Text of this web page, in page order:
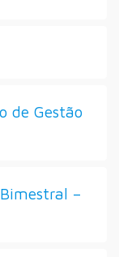
de Gestão
–